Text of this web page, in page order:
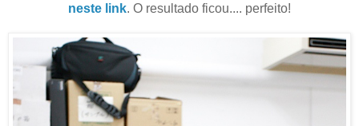
neste link. O resultado ficou.... perfeito!